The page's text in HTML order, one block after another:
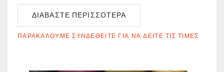
ΔΙΑΒΆΣΤΕ ΠΕΡΙΣΣΌΤΕΡΑ
ΠΑΡΑΚΑΛΟΎΜΕ ΣΥΝΔΕΘΕΊΤΕ ΓΙΑ ΝΑ ΔΕΊΤΕ ΤΙΣ ΤΙΜΈΣ